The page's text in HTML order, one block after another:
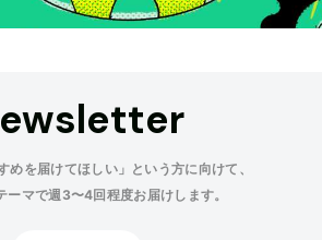
めを届けてほしい」という方に向けて、
ーマで週3〜4回程度お届けします。